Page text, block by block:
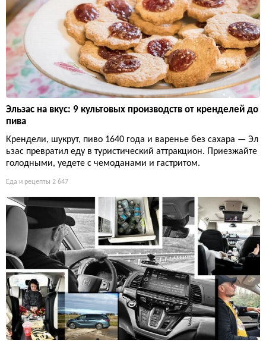
Эльзас на вкус: 9 культовых производств от кренделей до
пива
Крендели, шукрут, пиво 1640 года и варенье без сахара — Эл
ьзас превратил еду в туристический аттракцион. Приезжайте
голодными, уедете с чемоданами и гастритом.
Еда и рецепты 2 647